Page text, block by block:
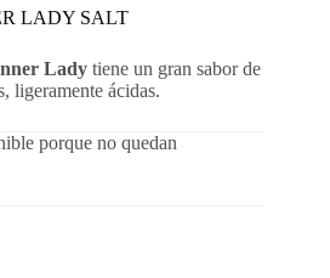
LADY SALT
Lady tiene un gran sabor de
ligeramente ácidas.
porque no quedan